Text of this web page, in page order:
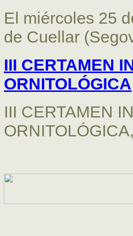
El miércoles 25
de Cuellar
III CERTAMEN
ORNITOLÓGICA
III CERTAMEN